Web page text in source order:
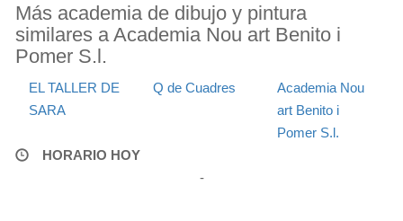
Más academia de dibujo y pintura
similares a Academia Nou art Benito i
Pomer S.l.
EL TALLER DE
SARA
Q de Cuadres
Academia Nou
art Benito i
Pomer S.l.
HORARIO HOY
-